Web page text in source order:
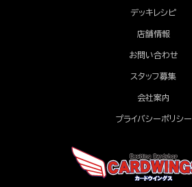
デッキレシピ
店舗情報
お問い合わせ
スタッフ募集
会社案内
プライバシーポリシー